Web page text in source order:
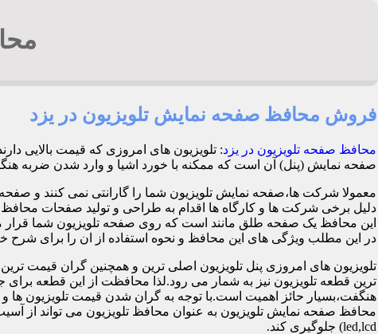
فروش محافظ صفحه نمایش تلویزیون در یزد
محافظ صفحه تلویزیون در یزد: تلویزیون های امروزی که قیمت بالایی
صفحه نمایش (پنل) آن است که ممکنه با خورد اشیا و وارد شدن ضربه هنگام بازی کودکان
معمولا شرکت ها،صفحه نمایش تلویزیون شما را گارانتی نمی کنند و
این محافظ یک صفحه طلق مانند است که روی صفحه تلویزیون شما قرار
در این مطلب ویژگی های این محافظ و نحوه استفاده از ان را برای شرح
تلویزیون های امروزی پنل تلویزیون اصلی ترین و همچنین گران
ترین قطعه تلویزیون نیز به شمار می رود.لذا محافظت از این قطعه
هنگفت،بسیار حائز اهمیت است.با توجه به گران شدن قیمت تلویزیون ها و
محافظ صفحه نمایش تلویزیون به عنوان محافظ تلویزیون می تواند از
led,lcd) جلوگیری کند.